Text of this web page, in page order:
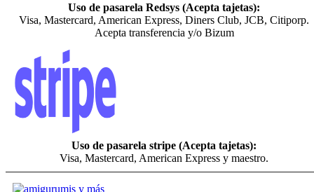
Uso de pasarela Redsys (Acepta tajetas):
Visa, Mastercard, American Express, Diners Club, JCB, Citiporp.
Acepta transferencia y/o Bizum
Uso de pasarela stripe (Acepta tajetas):
Visa, Mastercard, American Express y maestro.